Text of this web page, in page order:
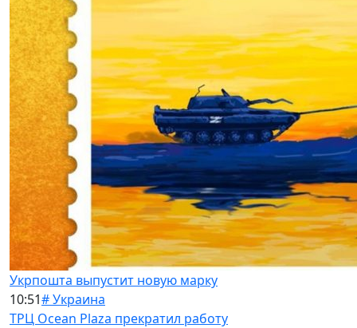
Укрпошта выпустит новую марку
10:51# Украина
ТРЦ Ocean Plaza прекратил работу